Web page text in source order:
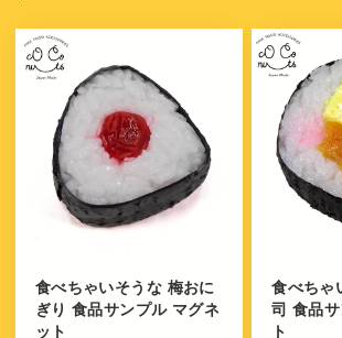
食べちゃいそうな 梅おに
ぎり 食品サンプル マグネ
ット
食べちゃ
司 食品
ト